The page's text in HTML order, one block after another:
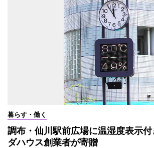
暮らす・働く
調布・仙川駅前広場に温湿度表示
ダハウス創業者が寄贈